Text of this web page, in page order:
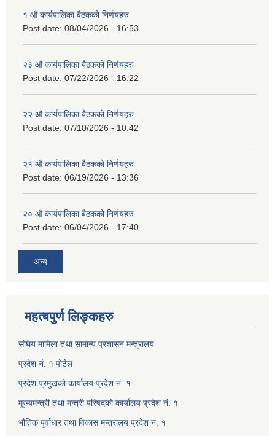
१ औ कार्यपालिका बैठकको निर्णयहरु
Post date: 08/04/2026 - 16:53
२३ औ कार्यपालिका बैठकको निर्णयहरु
Post date: 07/22/2026 - 16:22
२२ औ कार्यपालिका बैठकको निर्णयहरु
Post date: 07/10/2026 - 10:42
२१ औ कार्यपालिका बैठकको निर्णयहरु
Post date: 06/19/2026 - 13:36
२० औ कार्यपालिका बैठकको निर्णयहरु
Post date: 06/04/2026 - 17:40
अन्य
महत्बपुर्ण लिङ्कहरु
संघिय मामिला तथा सामान्य प्रशासन मन्त्रालय
प्रदेश नं. १ पोर्टल
प्रदेश प्रमुखको कार्यालय प्रदेश नं. १
मूख्यमन्त्री तथा मन्त्री परिषदको कार्यालय प्रदेश नं. १
भौतिक पुर्वाधार तथा विकास मन्त्रालय प्रदेश नं. १